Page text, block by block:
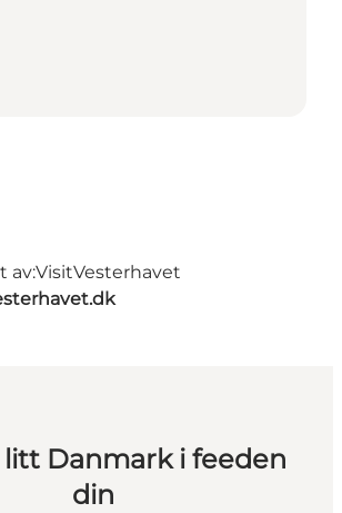
av:VisitVesterhavet
Danmark i feeden
din